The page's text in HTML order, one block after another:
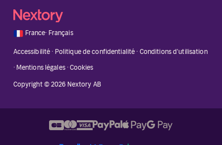
🇫🇷 France· Français
Accessibilité · Politique de confidentialité · Conditions d'utilisation
·Mentions légales·Cookies
Copyright © 2026 Nextory AB